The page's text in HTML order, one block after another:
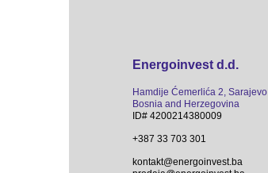
Energoinvest d.d.
Hamdije Ćemerlića 2, Sarajevo
Bosnia and Herzegovina
ID# 4200214380009
+387 33 703 301
kontakt@energoinvest.ba